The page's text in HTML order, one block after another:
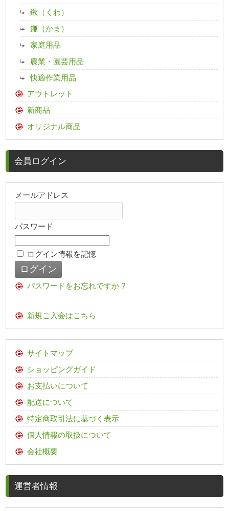
鍬（くわ）
鎌（かま）
家庭用品
農業・園芸用品
快適作業用品
アウトレット
新商品
オリジナル商品
会員ログイン
メールアドレス
パスワード
ログイン情報を記憶
パスワードをお忘れですか ?
新規ご入会はこちら
サイトマップ
ショッピングガイド
お支払いについて
配送について
特定商取引法に基づく表示
個人情報の取扱について
会社概要
運営者情報